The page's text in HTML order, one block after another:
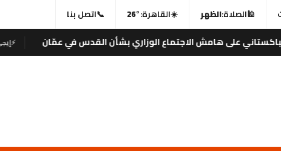
🕌الصلاة:الظهر ☀️القاهرة:26°
📞اتصل بنا
هامش الاجتماع الوزاري بشأن القدس في عمّان ⚡إيجى تايمز